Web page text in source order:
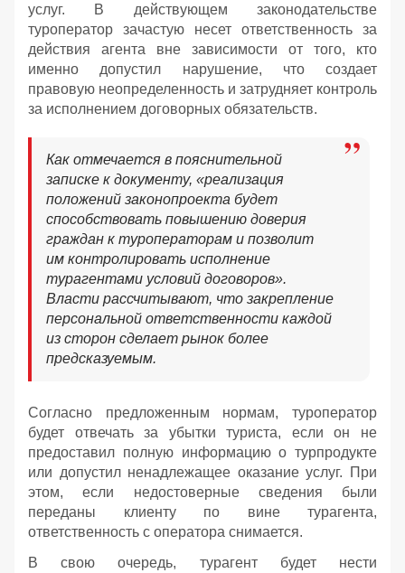
услуг. В действующем законодательстве
туроператор зачастую несет ответственность за
действия агента вне зависимости от того, кто
именно допустил нарушение, что создает
правовую неопределенность и затрудняет контроль
за исполнением договорных обязательств.
Как отмечается в пояснительной
записке к документу, «реализация
положений законопроекта будет
способствовать повышению доверия
граждан к туроператорам и позволит
им контролировать исполнение
турагентами условий договоров».
Власти рассчитывают, что закрепление
персональной ответственности каждой
из сторон сделает рынок более
предсказуемым.
Согласно предложенным нормам, туроператор
будет отвечать за убытки туриста, если он не
предоставил полную информацию о турпродукте
или допустил ненадлежащее оказание услуг. При
этом, если недостоверные сведения были
переданы клиенту по вине турагента,
ответственность с оператора снимается.
В свою очередь, турагент будет нести